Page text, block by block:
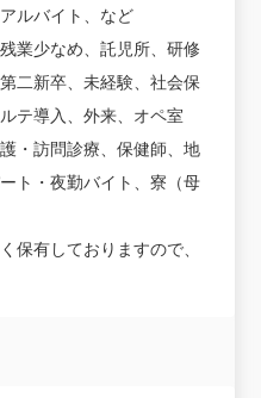
ルバイト、など
業少なめ、託児所、研修
二新卒、未経験、社会保
テ導入、外来、オペ室
・訪問診療、保健師、地
ト・夜勤バイト、寮（母
保有しておりますので、